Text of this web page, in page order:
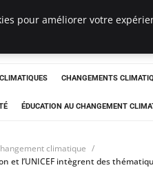
CHANGEMENTS
ÉDUCATION AU CHANGEMENT
climatique
et l’UNICEF intègrent des
pour améliorer votre